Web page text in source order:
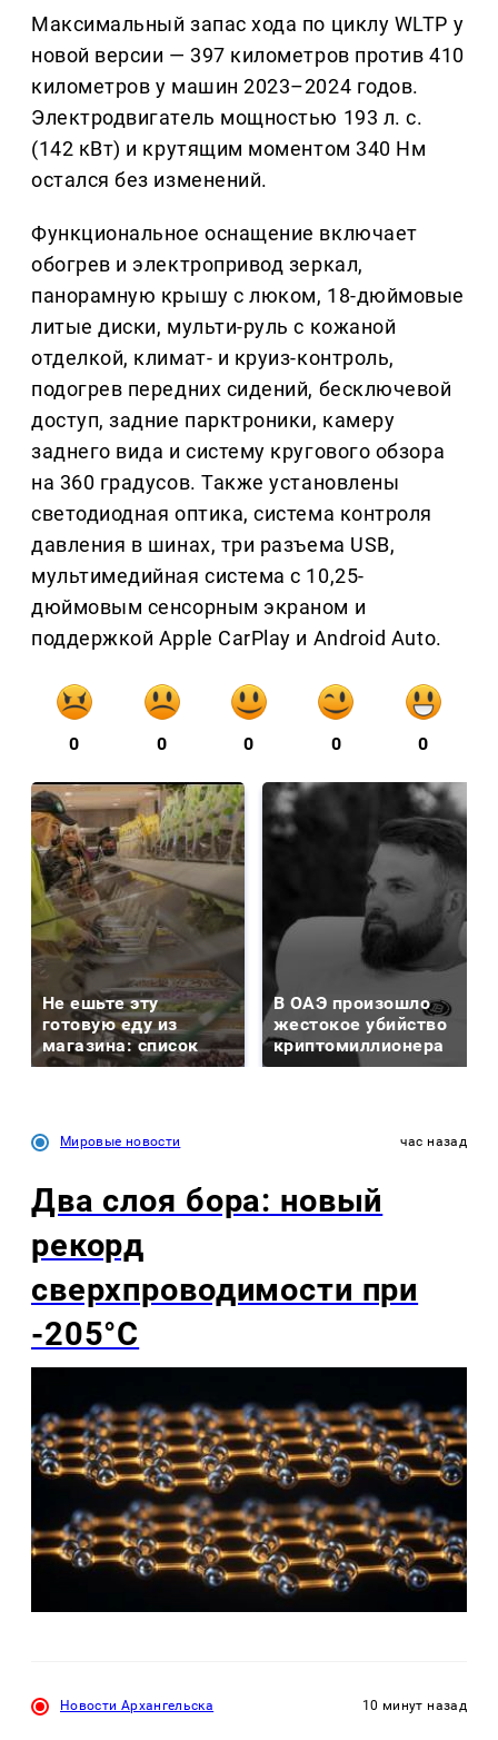
Максимальный запас хода по циклу WLTP у
новой версии — 397 километров против 410
километров у машин 2023–2024 годов.
Электродвигатель мощностью 193 л. с.
(142 кВт) и крутящим моментом 340 Нм
остался без изменений.
Функциональное оснащение включает
обогрев и электропривод зеркал,
панорамную крышу с люком, 18-дюймовые
литые диски, мульти-руль с кожаной
отделкой, климат- и круиз-контроль,
подогрев передних сидений, бесключевой
доступ, задние парктроники, камеру
заднего вида и систему кругового обзора
на 360 градусов. Также установлены
светодиодная оптика, система контроля
давления в шинах, три разъема USB,
мультимедийная система с 10,25-
дюймовым сенсорным экраном и
поддержкой Apple CarPlay и Android Auto.
0 0 0 0 0
Не ешьте эту
готовую еду из
магазина: список
В ОАЭ произошло
жестокое убийство
криптомиллионера
Мировые новости час назад
Два слоя бора: новый
рекорд
сверхпроводимости при
-205°C
Новости Архангельска 10 минут назад